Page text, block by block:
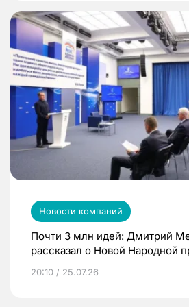
Новости компаний
Почти 3 млн идей: Дмитрий
рассказал о Новой Народной
20:10 / 25.07.26